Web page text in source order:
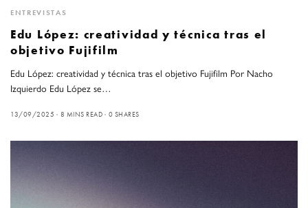
ENTREVISTAS
Edu López: creatividad y técnica tras el
objetivo Fujifilm
Edu López: creatividad y técnica tras el objetivo Fujifilm Por Nacho
Izquierdo Edu López se…
13/09/2025 8 MINS READ 0 SHARES